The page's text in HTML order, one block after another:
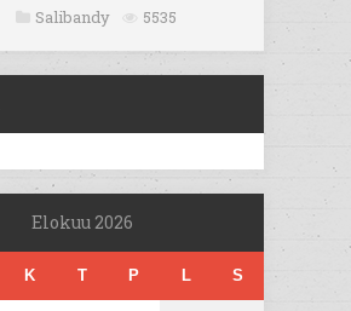
Salibandy 5535
Elokuu 2026
K T P L S